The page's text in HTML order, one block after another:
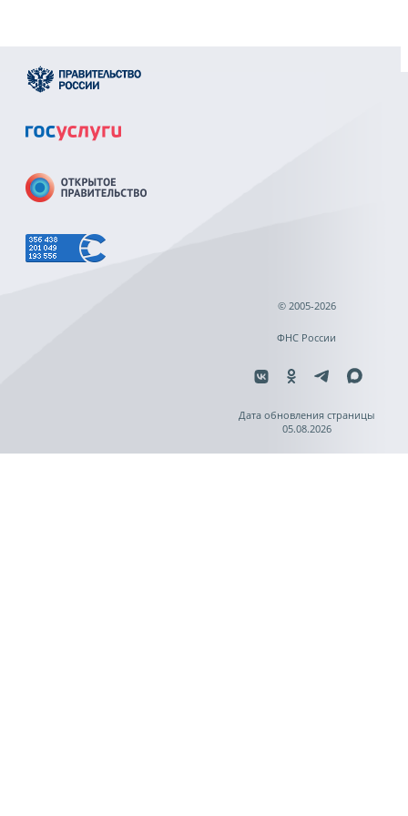
© 2005-2026
ФНС России
Дата обновления страницы
05.08.2026